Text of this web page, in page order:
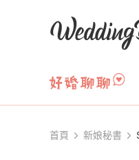
首頁 新娘秘書